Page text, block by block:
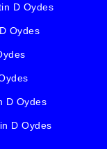
D Oydes
Oydes
D Oydes
D Oydes